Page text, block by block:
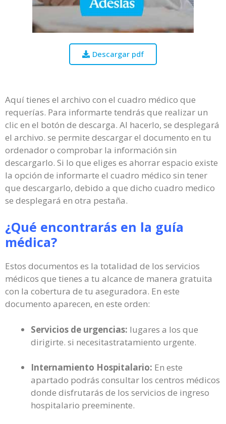
Descargar pdf
Aquí tienes el archivo con el cuadro médico que
requerías. Para informarte tendrás que realizar un
clic en el botón de descarga. Al hacerlo, se desplegará
el archivo. se permite descargar el documento en tu
ordenador o comprobar la información sin
descargarlo. Si lo que eliges es ahorrar espacio existe
la opción de informarte el cuadro médico sin tener
que descargarlo, debido a que dicho cuadro medico
se desplegará en otra pestaña.
¿Qué encontrarás en la guía
médica?
Estos documentos es la totalidad de los servicios
médicos que tienes a tu alcance de manera gratuita
con la cobertura de tu aseguradora. En este
documento aparecen, en este orden:
Servicios de urgencias: lugares a los que
dirigirte. si necesitastratamiento urgente.
Internamiento Hospitalario: En este
apartado podrás consultar los centros médicos
donde disfrutarás de los servicios de ingreso
hospitalario preeminente.